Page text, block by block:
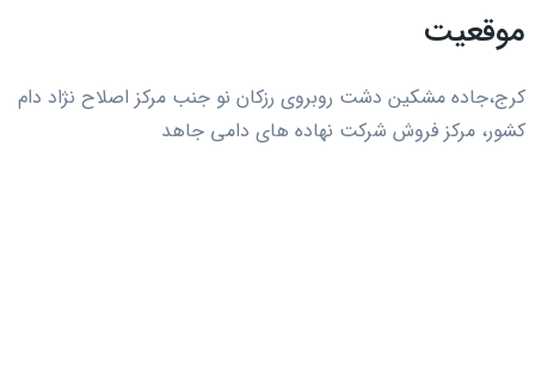
موقعیت
کرج،جاده مشکین دشت روبروی رزکان نو جنب مرکز اصلاح نژاد دام
کشور، مرکز فروش شرکت نهاده های دامی جاهد